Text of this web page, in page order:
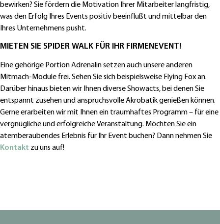
bewirken? Sie fördern die Motivation Ihrer Mitarbeiter langfristig,
was den Erfolg Ihres Events positiv beeinflußt und mittelbar den
Ihres Unternehmens pusht.
MIETEN SIE SPIDER WALK FÜR IHR FIRMENEVENT!
Eine gehörige Portion Adrenalin setzen auch unsere anderen
Mitmach-Module frei. Sehen Sie sich beispielsweise Flying Fox an.
Darüber hinaus bieten wir Ihnen diverse Showacts, bei denen Sie
entspannt zusehen und anspruchsvolle Akrobatik genießen können.
Gerne erarbeiten wir mit Ihnen ein traumhaftes Programm – für eine
vergnügliche und erfolgreiche Veranstaltung. Möchten Sie ein
atemberaubendes Erlebnis für Ihr Event buchen? Dann nehmen Sie
Kontakt zu uns auf!